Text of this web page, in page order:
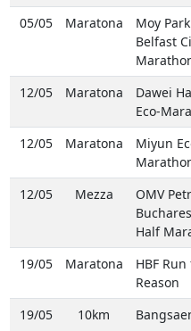
05/05 Maratona
Moy Park
Belfast
12/05 Maratona
Dawei
Eco-
12/05 Maratona
Miyun
12/05 Mezza
OMV
Half
19/05 Maratona
HBF
Reason
19/05 10km